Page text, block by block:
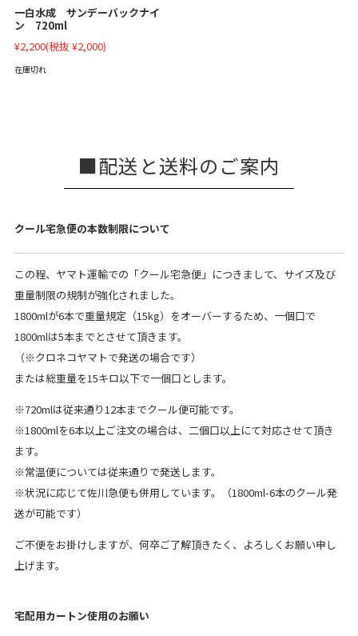
一白水成 サンデーバックナイ
ン 720ml
¥2,200(税抜 ¥2,000)
在庫切れ
配送と送料のご案内
クール宅急便の本数制限について
この程、ヤマト運輸での「クール宅急便」につきまして、サイズ及び
重量制限の規制が強化されました。
1800mlが6本で重量規定（15kg）をオーバーするため、一個口で
1800mlは5本までとさせて頂きます。
（※クロネコヤマトで発送の場合です）
または総重量を15キロ以下で一個口とします。
※720mlは従来通り12本までクール便可能です。
※1800mlを6本以上ご注文の場合は、二個口以上にて対応させて頂き
ます。
※常温便については従来通りで発送します。
※状況に応じて佐川急便も併用しています。（1800ml-6本のクール発
送が可能です）
ご不便をお掛けしますが、何卒ご了解頂きたく、よろしくお願い申し
上げます。
宅配用カートン使用のお願い